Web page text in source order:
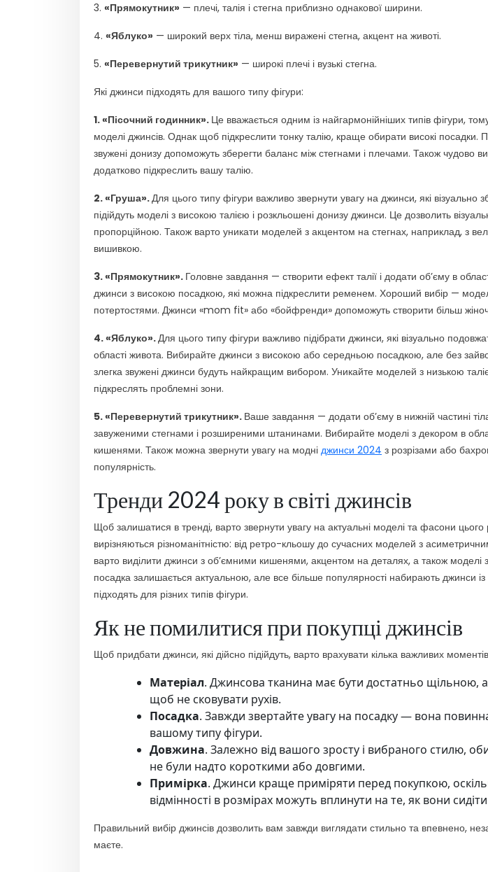
3. «Прямокутник» — плечі, талія і стегна приблизно однакової ширини.
4. «Яблуко» — широкий верх тіла, менш виражені стегна, акцент на животі.
5. «Перевернутий трикутник» — широкі плечі і вузькі стегна.
Які джинси підходять для вашого типу фігури:
1. «Пісочний годинник». Це вважається одним із найгармонійніших типів фігури,
моделі джинсів. Однак щоб підкреслити тонку талію, краще обирати високі посадки.
звужені донизу допоможуть зберегти баланс між стегнами і плечами. Також чудово
додатково підкреслить вашу талію.
2. «Груша».Для цього типу фігури важливо звернути увагу на джинси, які візуально
підійдуть моделі з високою талією і розкльошені донизу джинси. Це дозволить
пропорційною. Також варто уникати моделей з акцентом на стегнах, наприклад, з
вишивкою.
3. «Прямокутник». Головне завдання — створити ефект талії і додати об’єму в
джинси з високою посадкою, які можна підкреслити ременем. Хороший вибір —
потертостями. Джинси «mom fit» або «бойфренди» допоможуть створити більш
4. «Яблуко».Для цього типу фігури важливо підібрати джинси, які візуально
області живота. Вибирайте джинси з високою або середньою посадкою, але без
злегка звужені джинси будуть найкращим вибором. Уникайте моделей з низькою
підкреслять проблемні зони.
5. «Перевернутий трикутник». Ваше завдання — додати об’єму в нижній частині
завуженими стегнами і розширеними штанинами. Вибирайте моделі з декором в
кишенями. Також можна звернути увагу на модні джинси 2024 з розрізами або
популярність.
Тренди 2024 року в світі джинсів
Щоб залишатися в тренді, варто звернути увагу на актуальні моделі та фасони
вирізняються різноманітністю: від ретро-кльошу до сучасних моделей з
варто виділити джинси з об’ємними кишенями, акцентом на деталях, а також моделі
посадка залишається актуальною, але все більше популярності набирають джинси
підходять для різних типів фігури.
Як не помилитися при покупці джинсів
Щоб придбати джинси, які дійсно підійдуть, варто врахувати кілька важливих
Матеріал. Джинсова тканина має бути достатньо щільною,
щоб не сковувати рухів.
Посадка. Завжди звертайте увагу на посадку — вона
вашому типу фігури.
Довжина. Залежно від вашого зросту і вибраного стилю,
не були надто короткими або довгими.
Примірка. Джинси краще приміряти перед покупкою,
відмінності в розмірах можуть вплинути на те, як вони
Правильний вибір джинсів дозволить вам завжди виглядати стильно та впевнено,
маєте.